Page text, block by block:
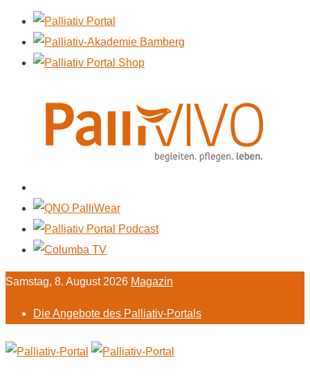
Samstag, 8. August 2026 Magazin
Die Angebote des Palliativ-Portals